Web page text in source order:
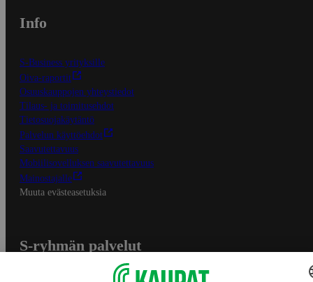
Info
S-Business yrityksille
Oiva-raportit
Osuuskauppojen yhteystiedot
Tilaus- ja toimitusehdot
Tietosuojakäytäntö
Palvelun käyttöehdot
Saavutettavuus
Mobiilisovelluksen saavutettavuus
Mainostajalle
Muuta evästeasetuksia
S-ryhmän palvelut